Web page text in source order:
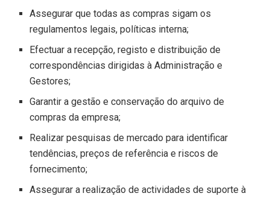
Assegurar que todas as compras sigam os
regulamentos legais, políticas interna;
Efectuar a recepção, registo e distribuição de
correspondências dirigidas à Administração e
Gestores;
Garantir a gestão e conservação do arquivo de
compras da empresa;
Realizar pesquisas de mercado para identificar
tendências, preços de referência e riscos de
fornecimento;
Assegurar a realização de actividades de suporte à